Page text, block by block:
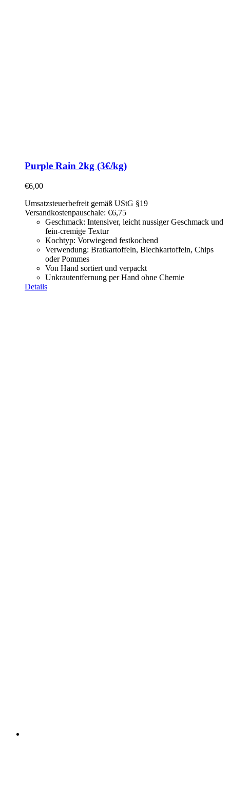
Purple Rain 2kg (3€/kg)
€6,00
Umsatzsteuerbefreit gemäß UStG §19
Versandkostenpauschale: €6,75
Geschmack: Intensiver, leicht nussiger Geschmack und
fein-cremige Textur
Kochtyp: Vorwiegend festkochend
Verwendung: Bratkartoffeln, Blechkartoffeln, Chips
oder Pommes
Von Hand sortiert und verpackt
Unkrautentfernung per Hand ohne Chemie
Details